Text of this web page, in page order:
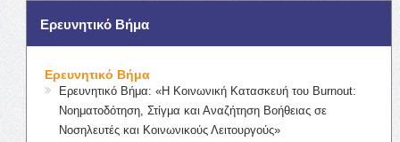
Ερευνητικό Βήμα
Ερευνητικό Βήμα
Ερευνητικό Βήμα: «Η Κοινωνική Κατασκευή του Burnout:
Νοηματοδότηση, Στίγμα και Αναζήτηση Βοήθειας σε
Νοσηλευτές και Κοινωνικούς Λειτουργούς»